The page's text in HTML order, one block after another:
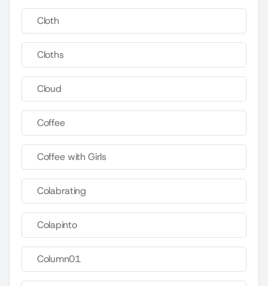
Cloth
Cloths
Cloud
Coffee
Coffee with Girls
Colabrating
Colapinto
Column01